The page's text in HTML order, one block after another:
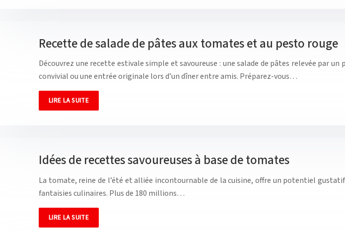
Recette de salade de pâtes aux tomates et au pesto rouge
Découvrez une recette estivale simple et savoureuse : une salade de pâtes relevée par
convivial ou une entrée originale lors d’un dîner entre amis. Préparez-vous…
LIRE LA SUITE
Idées de recettes savoureuses à base de tomates
La tomate, reine de l’été et alliée incontournable de la cuisine, offre un potentiel
fantaisies culinaires. Plus de 180 millions…
LIRE LA SUITE